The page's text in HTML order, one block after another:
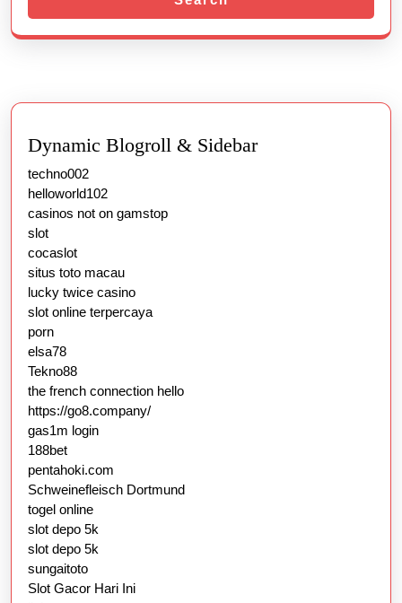
Dynamic Blogroll & Sidebar
techno002
helloworld102
casinos not on gamstop
slot
cocaslot
situs toto macau
lucky twice casino
slot online terpercaya
porn
elsa78
Tekno88
the french connection hello
https://go8.company/
gas1m login
188bet
pentahoki.com
Schweinefleisch Dortmund
togel online
slot depo 5k
slot depo 5k
sungaitoto
Slot Gacor Hari Ini